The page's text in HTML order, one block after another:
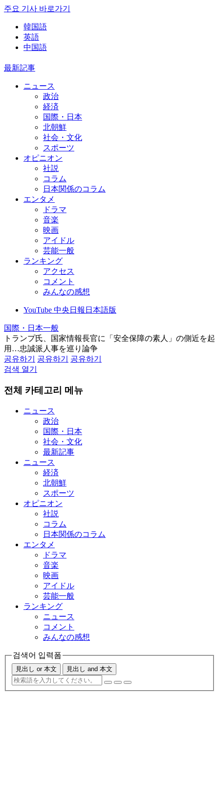
주요 기사 바로가기
韓国語
英語
中国語
最新記事
ニュース
政治
経済
国際・日本
北朝鮮
社会・文化
スポーツ
オピニオン
社説
コラム
日本関係のコラム
エンタメ
ドラマ
音楽
映画
アイドル
芸能一般
ランキング
アクセス
コメント
みんなの感想
YouTube 中央日報日本語版
国際・日本一般
トランプ氏、国家情報長官に「安全保障の素人」の側近を起
用…忠誠派人事を巡り論争
공유하기
공유하기
공유하기
검색 열기
전체 카테고리 메뉴
ニュース
政治
国際・日本
社会・文化
最新記事
ニュース
経済
北朝鮮
スポーツ
オピニオン
社説
コラム
日本関係のコラム
エンタメ
ドラマ
音楽
映画
アイドル
芸能一般
ランキング
ニュース
コメント
みんなの感想
검색어 입력폼
見出し or 本文 見出し and 本文